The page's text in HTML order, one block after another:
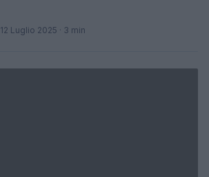
12 Luglio 2025 · 3 min